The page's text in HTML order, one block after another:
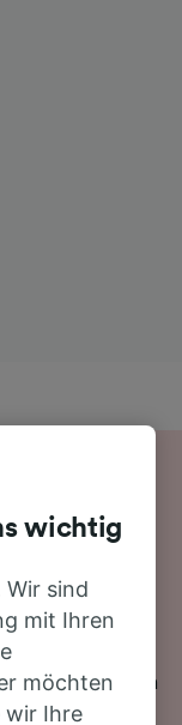
Nizza?
der Regel 22
dabei 2 Stunden
umsteigen,
wichtig
Wir sind
mit Ihren
möchten
wir Ihre